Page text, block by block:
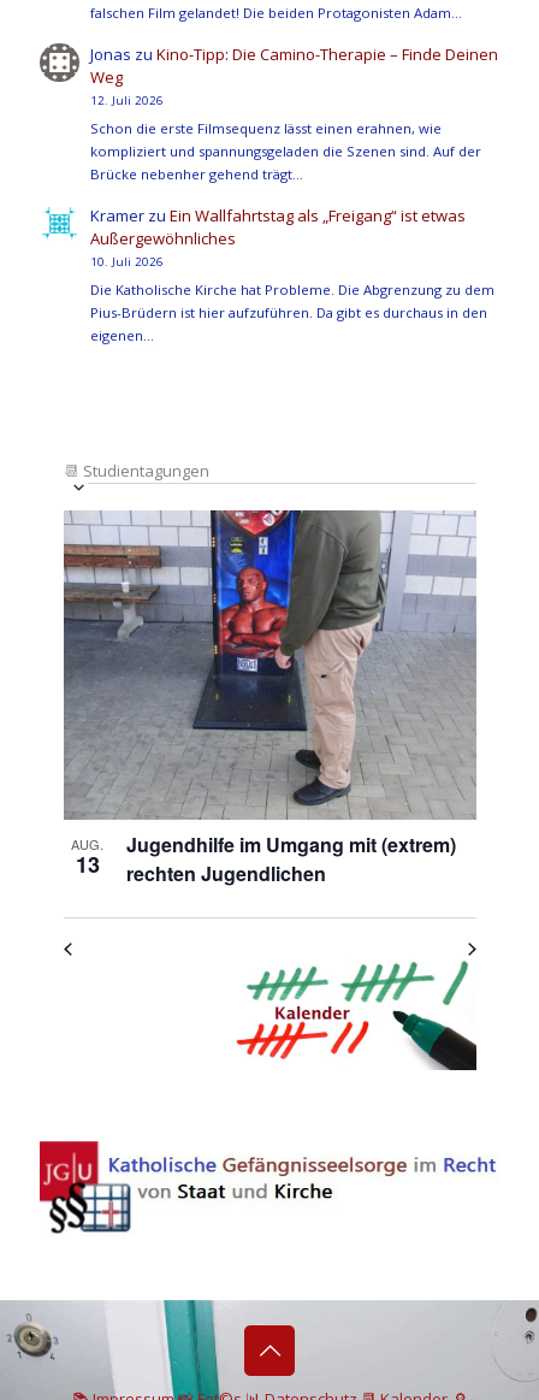
falschen Film gelandet! Die beiden Protagonisten Adam…
Jonas zuKino-Tipp: Die Camino-Therapie – Finde Deinen
Weg
12. Juli 2026
Schon die erste Filmsequenz lässt einen erahnen, wie
kompliziert und spannungsgeladen die Szenen sind. Auf der
Brücke nebenher gehend trägt…
Kramer zuEin Wallfahrtstag als „Freigang“ ist etwas
Außergewöhnliches
10. Juli 2026
Die Katholische Kirche hat Probleme. Die Abgrenzung zu dem
Pius-Brüdern ist hier aufzuführen. Da gibt es durchaus in den
eigenen…
📆 Studientagungen
Ansichten-
Navigation
Veranstaltung
Ansichten-
Navigation
auswählen.
List
of
Veranstaltungen
in
Photo
View
AUG.
13
Jugendhilfe im Umgang mit (extrem)
rechten Jugendlichen